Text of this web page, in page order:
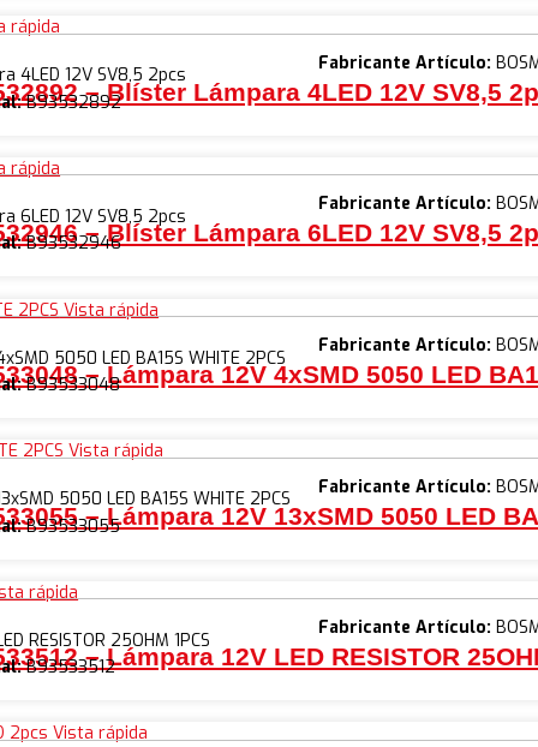
rápida
– Blíster Lámpara 4LED 12V SV8,5
Fabricante Artículo:
B93532892
4LED 12V SV8,5 2pcs
rápida
– Blíster Lámpara 6LED 12V SV8,5
Fabricante Artículo:
B93532946
6LED 12V SV8,5 2pcs
Vista rápida
– Lámpara 12V 4xSMD 5050 LED
Fabricante Artículo:
B93533048
5050 LED BA15S WHITE 2PCS
Vista rápida
– Lámpara 12V 13xSMD 5050 LED
Fabricante Artículo:
B93533055
5050 LED BA15S WHITE 2PCS
rápida
– Lámpara 12V LED RESISTOR
Fabricante Artículo:
B93533512
RESISTOR 25OHM 1PCS
Vista rápida